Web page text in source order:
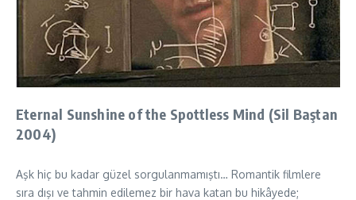
Eternal Sunshine of the Spottless Mind (Sil Baştan
2004)
Aşk hiç bu kadar güzel sorgulanmamıştı… Romantik filmlere
sıra dışı ve tahmin edilemez bir hava katan bu hikâyede;